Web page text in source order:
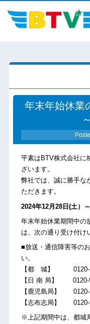
年末年始休業
平素はBTV株式会社に
ざいます。
弊社では、誠に勝手な
ただきます。
2024年12月28日(土）
年末年始休業期間中の
は、次の通り受け付け
■放送・通信障害等の
い。
【都 城】 0120-
【日 南 局】 0120-
【鹿児島局】 0120-
【志布志局】 0120-
※上記期間中は、都城